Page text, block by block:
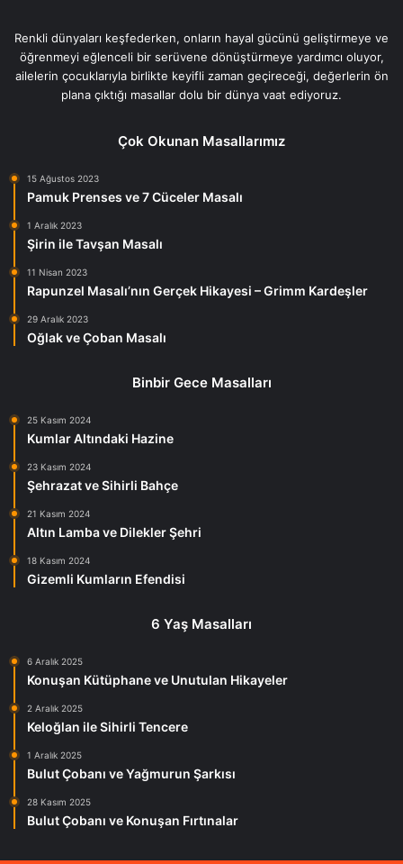
Renkli dünyaları keşfederken, onların hayal gücünü geliştirmeye ve
öğrenmeyi eğlenceli bir serüvene dönüştürmeye yardımcı oluyor,
ailelerin çocuklarıyla birlikte keyifli zaman geçireceği, değerlerin ön
plana çıktığı masallar dolu bir dünya vaat ediyoruz.
Çok Okunan Masallarımız
15 Ağustos 2023
Pamuk Prenses ve 7 Cüceler Masalı
1 Aralık 2023
Şirin ile Tavşan Masalı
11 Nisan 2023
Rapunzel Masalı’nın Gerçek Hikayesi – Grimm Kardeşler
29 Aralık 2023
Oğlak ve Çoban Masalı
Binbir Gece Masalları
25 Kasım 2024
Kumlar Altındaki Hazine
23 Kasım 2024
Şehrazat ve Sihirli Bahçe
21 Kasım 2024
Altın Lamba ve Dilekler Şehri
18 Kasım 2024
Gizemli Kumların Efendisi
6 Yaş Masalları
6 Aralık 2025
Konuşan Kütüphane ve Unutulan Hikayeler
2 Aralık 2025
Keloğlan ile Sihirli Tencere
1 Aralık 2025
Bulut Çobanı ve Yağmurun Şarkısı
28 Kasım 2025
Bulut Çobanı ve Konuşan Fırtınalar